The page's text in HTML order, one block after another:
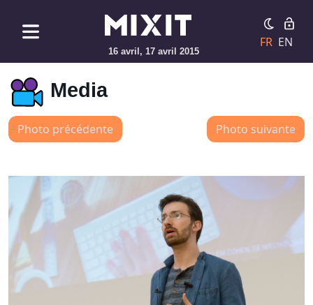
16 avril, 17 avril 2015
FR EN
Media
Photo précédente Photo suivante